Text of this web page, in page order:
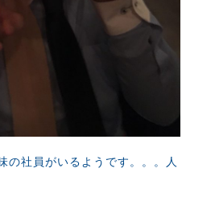
の社員がいるようです。。。人